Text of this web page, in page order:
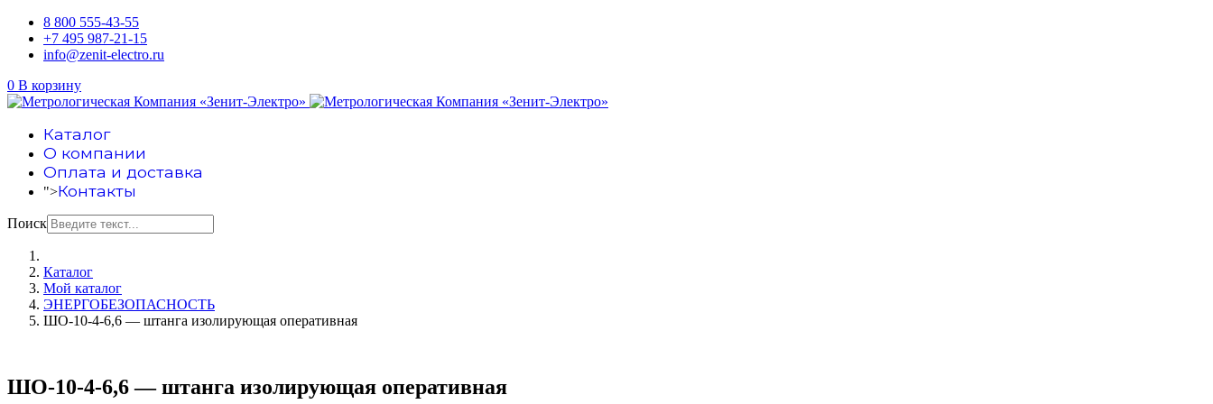
8 800 555-43-55
+7 495 987-21-15
info@zenit-electro.ru
0 В корзину
Каталог
О компании
Оплата и доставка
">Контакты
Поиск
Каталог
Мой каталог
ЭНЕРГОБЕЗОПАСНОСТЬ
ШО-10-4-6,6 — штанга изолирующая оперативная
ШО-10-4-6,6 — штанга изолирующая оперативная